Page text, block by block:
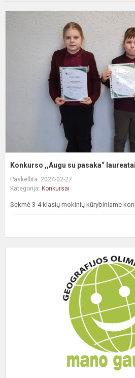
Konkurso ,,Augu su pasaka“ laureatai
Paskelbta: 2024-02-27
Kategorija: Konkursai
Sėkmė 3-4 klasių mokinių kūrybiniame